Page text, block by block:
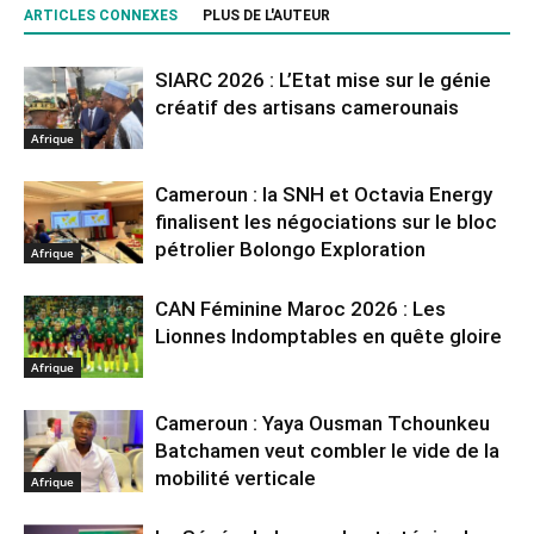
ARTICLES CONNEXES PLUS DE L'AUTEUR
Afrique
SIARC 2026 : L’Etat mise sur le génie
créatif des artisans camerounais
Afrique
Cameroun : la SNH et Octavia Energy
finalisent les négociations sur le bloc
pétrolier Bolongo Exploration
Afrique
CAN Féminine Maroc 2026 : Les
Lionnes Indomptables en quête gloire
Afrique
Cameroun : Yaya Ousman Tchounkeu
Batchamen veut combler le vide de la
mobilité verticale